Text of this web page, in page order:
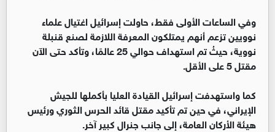
وفي الساعات الأولى فقط، حاولت إسرائيل اغتيال علماء
نوويين تزعم أنهم يمتلكون المعرفة اللازمة لصنع قنبلة
نووية، حيثُ تم استهداف حوالي 25 عالمًا، وتأكد حتى الآن
مقتل 5 على الأقل.
كما واستهدفت إسرائيل القيادة العليا بأكملها للجيش
الإيراني، في حين تم تأكيد مقتل قائد الحرس الثوري ورئيس
هيئة الأركان العامة، إلى جانب جنرال كبير آخر.